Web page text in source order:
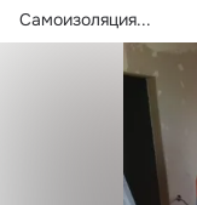
Самоизоляция...